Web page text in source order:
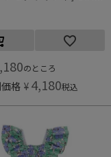
のところ
格 ¥ 4,180税込